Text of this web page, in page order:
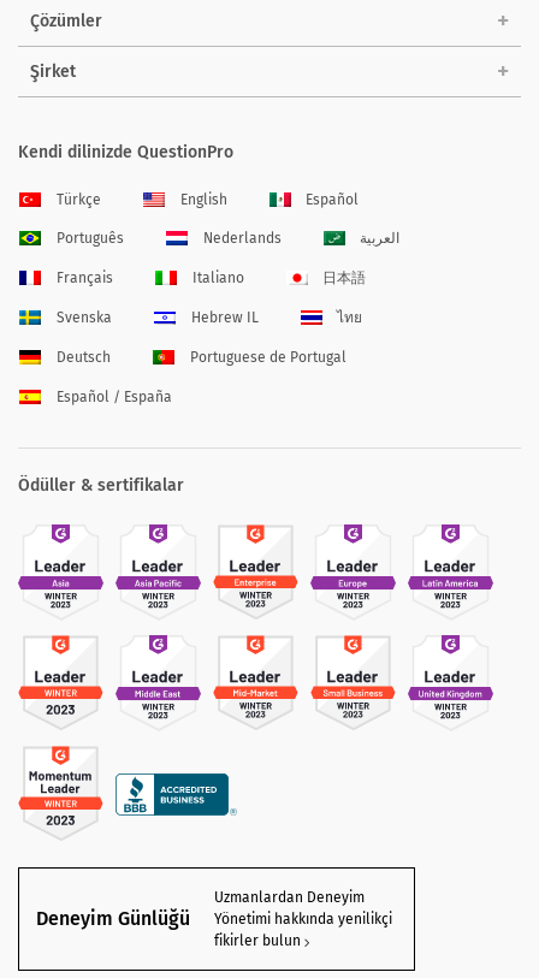
Çözümler
Şirket
Kendi dilinizde QuestionPro
Türkçe English Español
Português Nederlands العربية
Français Italiano 日本語
Svenska Hebrew IL ไทย
Deutsch Portuguese de Portugal
Español / España
Ödüller & sertifikalar
Deneyim Günlüğü
Uzmanlardan Deneyim
Yönetimi hakkında yenilikçi
fikirler bulun